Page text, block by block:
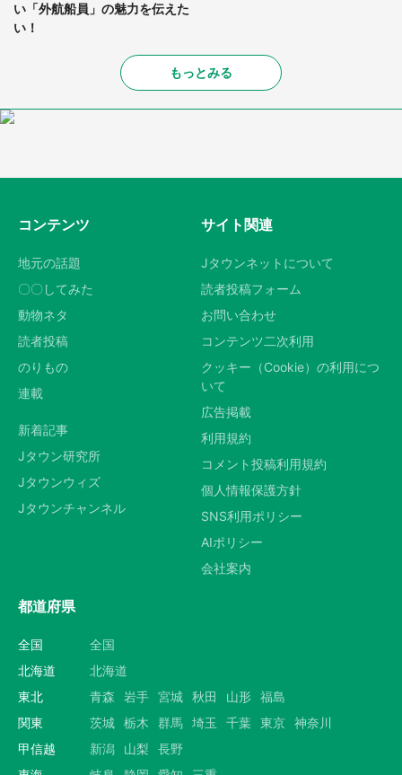
い「外航船員」の魅力を伝えた
い！
もっとみる
コンテンツ
地元の話題
〇〇してみた
動物ネタ
読者投稿
のりもの
連載
新着記事
Jタウン研究所
Jタウンウィズ
Jタウンチャンネル
サイト関連
Jタウンネットについて
読者投稿フォーム
お問い合わせ
コンテンツ二次利用
クッキー（Cookie）の利用につ
いて
広告掲載
利用規約
コメント投稿利用規約
個人情報保護方針
SNS利用ポリシー
AIポリシー
会社案内
都道府県
全国
全国
北海道
北海道
東北
青森 岩手 宮城 秋田 山形 福島
関東
茨城 栃木 群馬 埼玉 千葉 東京 神奈川
甲信越
新潟 山梨
長野